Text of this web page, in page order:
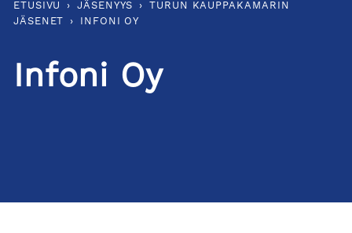
ETUSIVU › JÄSENYYS ›
TURUN KAUPPAKAMARIN
JÄSENET
› INFONI OY
Infoni Oy